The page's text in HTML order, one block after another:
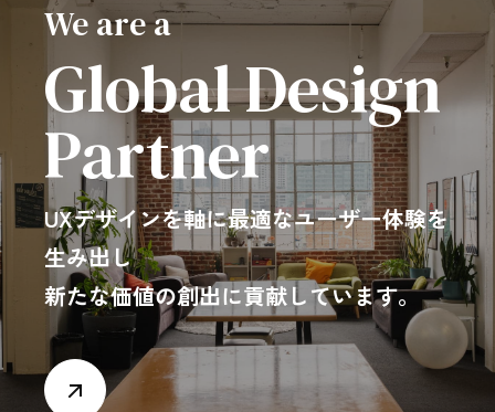
We are a
Global Design
Partner
UXデザインを軸に最適なユーザー体験を
生み出し
新たな価値の創出に貢献しています。